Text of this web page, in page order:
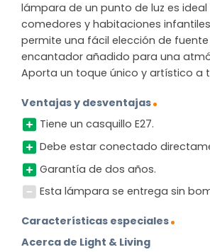
lámpara de un punto de luz es
comedores y habitaciones
permite una fácil elección de fuente
encantador añadido para una
Aporta un toque único y artístico a
Ventajas y desventajas
Tiene un casquillo E27.
Debe estar conectado
Garantía de dos años.
Esta lámpara se entrega sin
Características especiales
Acerca de Light & Living